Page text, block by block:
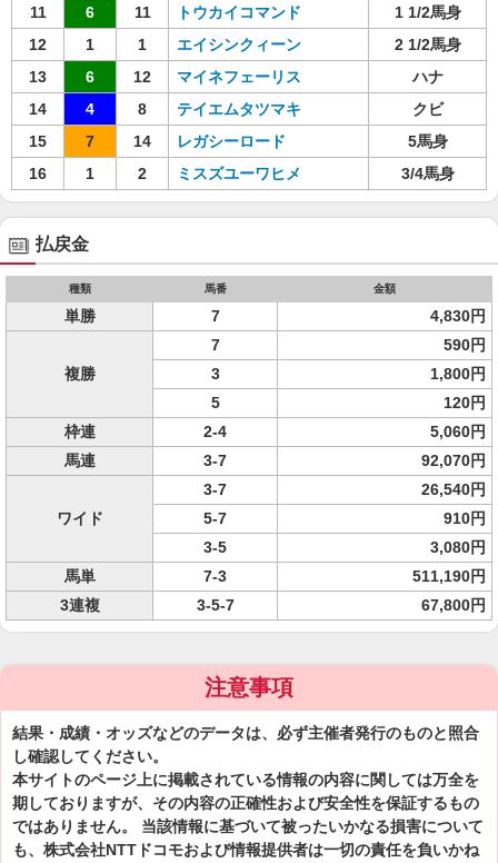
11
6 11 トウカイコマンド
1 1/2馬身
12
1 1 エイシンクィーン
2 1/2馬身
13
6 12 マイネフェーリス
ハナ
14
4 8 テイエムタツマキ
クビ
15
7 14 レガシーロード
5馬身
16
1 2 ミスズユーワヒメ 3/4馬身
払戻金
種類 馬番 金額
単勝 7 4,830円
複勝
7
590円
3
1,800円
5
120円
枠連
2-4
5,060円
馬連
3-7 92,070円
ワイド
3-7
26,540円
5-7
910円
3-5
3,080円
馬単
7-3
511,190円
3連複
3-5-7 67,800円
注意事項
結果・成績・オッズなどのデータは、必ず主催者発行のものと照合
し確認してください。
本サイトのページ上に掲載されている情報の内容に関しては万全を
期しておりますが、その内容の正確性および安全性を保証するもの
ではありません。 当該情報に基づいて被ったいかなる損害について
も、株式会社NTTドコモおよび情報提供者は一切の責任を負いかね